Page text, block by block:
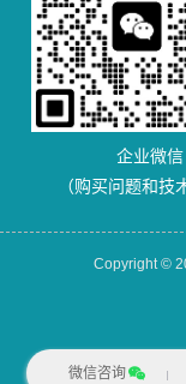
企业微信
（购买问题和技
Copyright ©
微信咨询